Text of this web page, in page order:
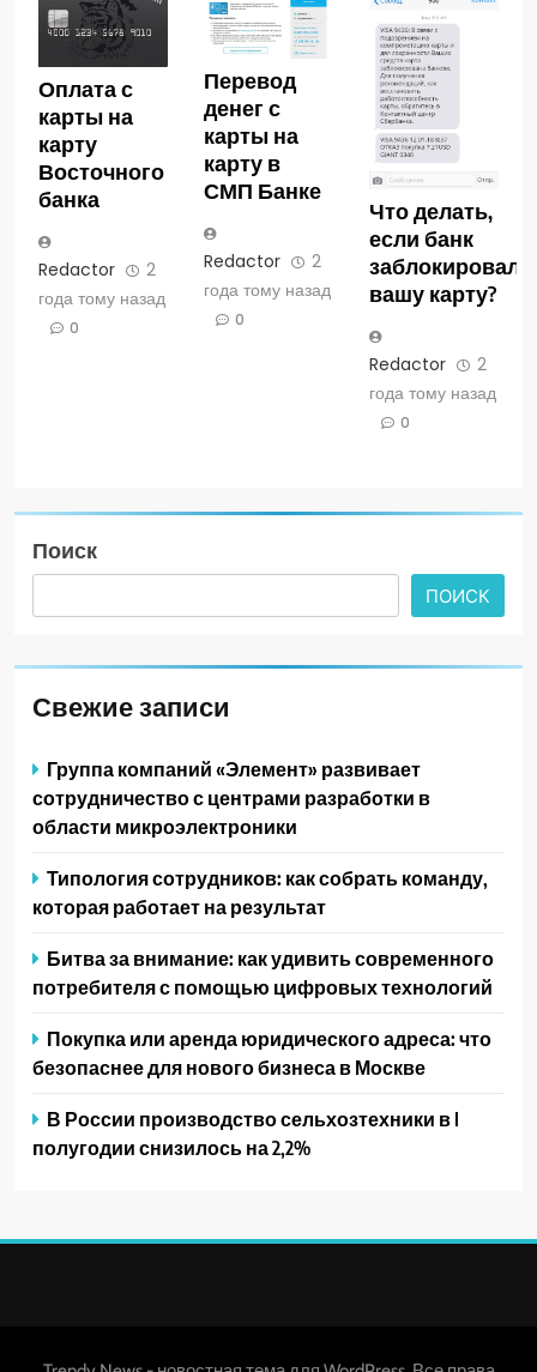
Оплата с
карты на
карту
Восточного
банка
Redactor
2
года тому назад
0
Перевод
денег с
карты на
карту в
СМП Банке
Redactor
2
года тому назад
0
Что делать,
если банк
заблокировал
вашу карту?
Redactor
2
года тому назад
0
Поиск
ПОИСК
Свежие записи
Группа компаний «Элемент» развивает
сотрудничество с центрами разработки в
области микроэлектроники
Типология сотрудников: как собрать команду,
которая работает на результат
Битва за внимание: как удивить современного
потребителя с помощью цифровых технологий
Покупка или аренда юридического адреса: что
безопаснее для нового бизнеса в Москве
В России производство сельхозтехники в I
полугодии снизилось на 2,2%